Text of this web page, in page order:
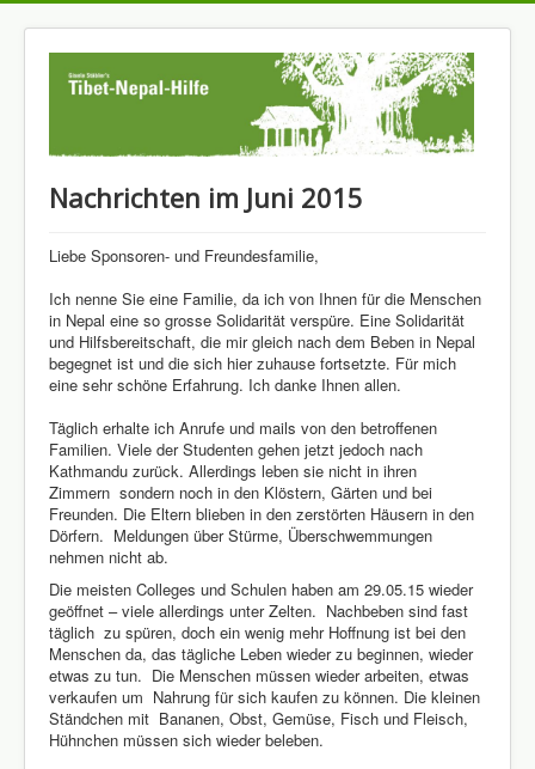
Nachrichten im Juni 2015
Liebe Sponsoren- und Freundesfamilie,
Ich nenne Sie eine Familie, da ich von Ihnen für die Menschen
in Nepal eine so grosse Solidarität verspüre. Eine Solidarität
und Hilfsbereitschaft, die mir gleich nach dem Beben in Nepal
begegnet ist und die sich hier zuhause fortsetzte. Für mich
eine sehr schöne Erfahrung. Ich danke Ihnen allen.
Täglich erhalte ich Anrufe und mails von den betroffenen
Familien. Viele der Studenten gehen jetzt jedoch nach
Kathmandu zurück. Allerdings leben sie nicht in ihren
Zimmern sondern noch in den Klöstern, Gärten und bei
Freunden. Die Eltern blieben in den zerstörten Häusern in den
Dörfern. Meldungen über Stürme, Überschwemmungen
nehmen nicht ab.
Die meisten Colleges und Schulen haben am 29.05.15 wieder
geöffnet – viele allerdings unter Zelten. Nachbeben sind fast
täglich zu spüren, doch ein wenig mehr Hoffnung ist bei den
Menschen da, das tägliche Leben wieder zu beginnen, wieder
etwas zu tun. Die Menschen müssen wieder arbeiten, etwas
verkaufen um Nahrung für sich kaufen zu können. Die kleinen
Ständchen mit Bananen, Obst, Gemüse, Fisch und Fleisch,
Hühnchen müssen sich wieder beleben.